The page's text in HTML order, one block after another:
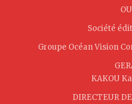
Société
Groupe Océan Vision
KAKOU
DIRECTEUR